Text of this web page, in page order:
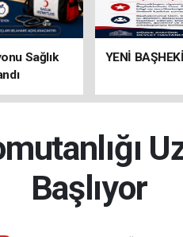
Sağlık
YENİ
Başlıyor